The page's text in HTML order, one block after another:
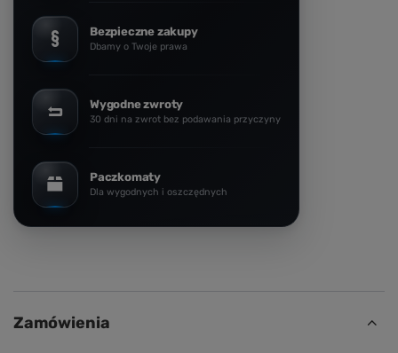
Bezpieczne zakupy
Dbamy o Twoje prawa
Wygodne zwroty
30 dni na zwrot bez podawania przyczyny
Paczkomaty
Dla wygodnych i oszczędnych
Zamówienia